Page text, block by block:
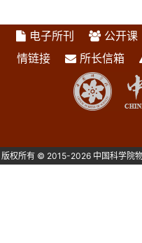
电子所刊 公开课
情链接
所长信箱
版权所有 © 2015-2026 中国科学院